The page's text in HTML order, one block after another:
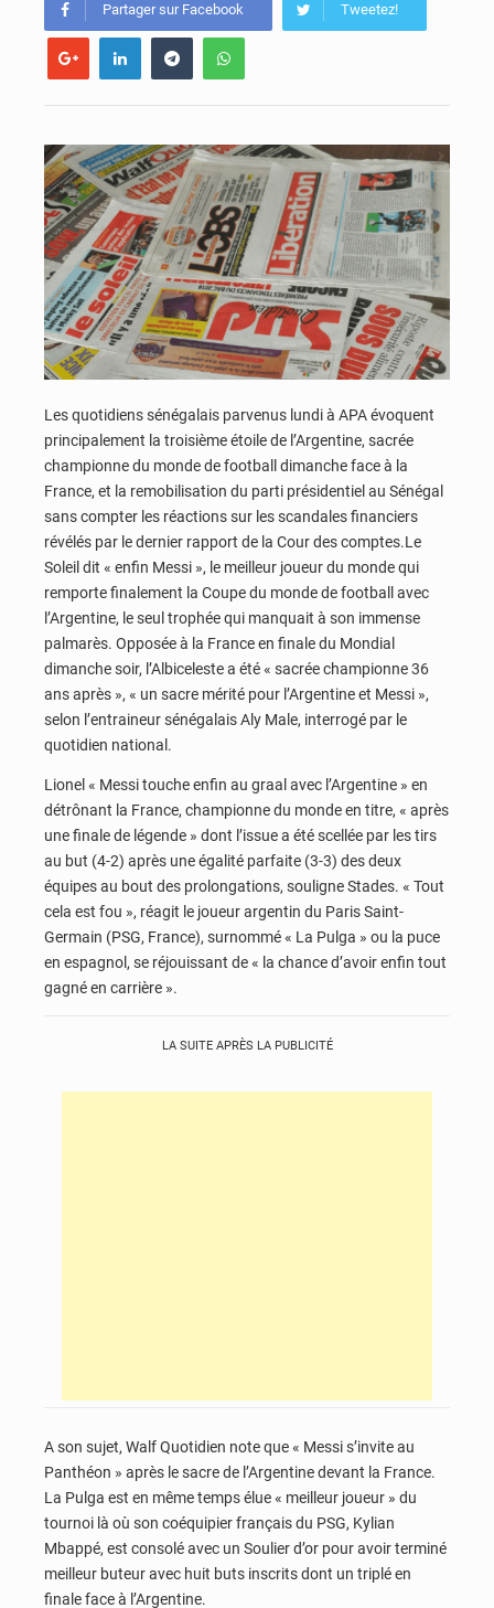
Partager sur Facebook Tweetez!
Les quotidiens sénégalais parvenus lundi à APA évoquent
principalement la troisième étoile de l’Argentine, sacrée
championne du monde de football dimanche face à la
France, et la remobilisation du parti présidentiel au Sénégal
sans compter les réactions sur les scandales financiers
révélés par le dernier rapport de la Cour des comptes.Le
Soleil dit « enfin Messi », le meilleur joueur du monde qui
remporte finalement la Coupe du monde de football avec
l’Argentine, le seul trophée qui manquait à son immense
palmarès. Opposée à la France en finale du Mondial
dimanche soir, l’Albiceleste a été « sacrée championne 36
ans après », « un sacre mérité pour l’Argentine et Messi »,
selon l’entraineur sénégalais Aly Male, interrogé par le
quotidien national.
Lionel « Messi touche enfin au graal avec l’Argentine » en
détrônant la France, championne du monde en titre, « après
une finale de légende » dont l’issue a été scellée par les tirs
au but (4-2) après une égalité parfaite (3-3) des deux
équipes au bout des prolongations, souligne Stades. « Tout
cela est fou », réagit le joueur argentin du Paris Saint-
Germain (PSG, France), surnommé « La Pulga » ou la puce
en espagnol, se réjouissant de « la chance d’avoir enfin tout
gagné en carrière ».
LA SUITE APRÈS LA PUBLICITÉ
A son sujet, Walf Quotidien note que « Messi s’invite au
Panthéon » après le sacre de l’Argentine devant la France.
La Pulga est en même temps élue « meilleur joueur » du
tournoi là où son coéquipier français du PSG, Kylian
Mbappé, est consolé avec un Soulier d’or pour avoir terminé
meilleur buteur avec huit buts inscrits dont un triplé en
finale face à l’Argentine.